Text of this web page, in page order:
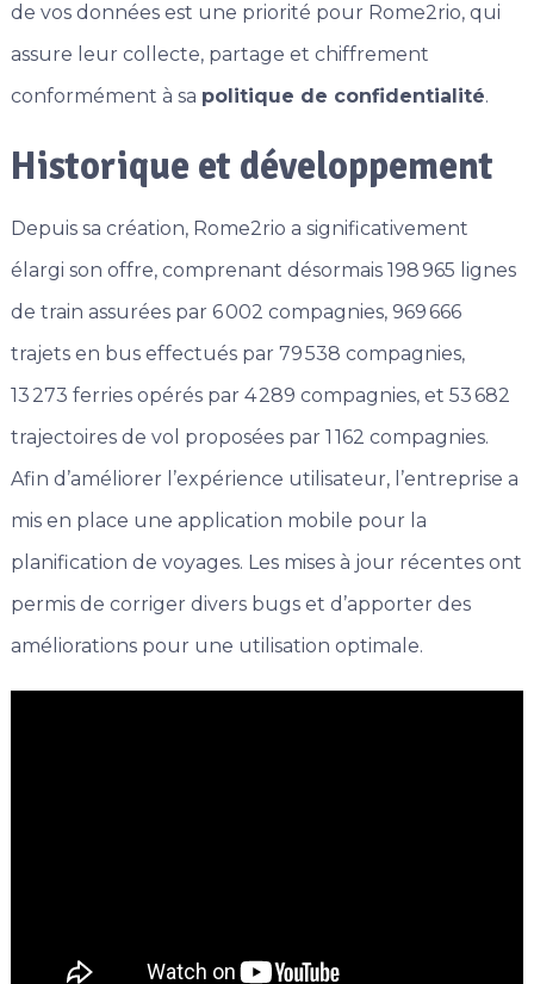
de vos données est une priorité pour Rome2rio, qui
assure leur collecte, partage et chiffrement
conformément à sa politique de confidentialité.
Historique et développement
Depuis sa création, Rome2rio a significativement
élargi son offre, comprenant désormais 198 965 lignes
de train assurées par 6 002 compagnies, 969 666
trajets en bus effectués par 79 538 compagnies,
13 273 ferries opérés par 4 289 compagnies, et 53 682
trajectoires de vol proposées par 1 162 compagnies.
Afin d’améliorer l’expérience utilisateur, l’entreprise a
mis en place une application mobile pour la
planification de voyages. Les mises à jour récentes ont
permis de corriger divers bugs et d’apporter des
améliorations pour une utilisation optimale.